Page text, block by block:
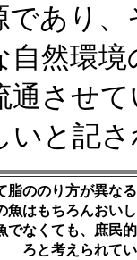
であり
自然環
通させ
いと記
脂ののり方が異な
魚はもちろんおい
でなくても、庶民
ろと考えられて